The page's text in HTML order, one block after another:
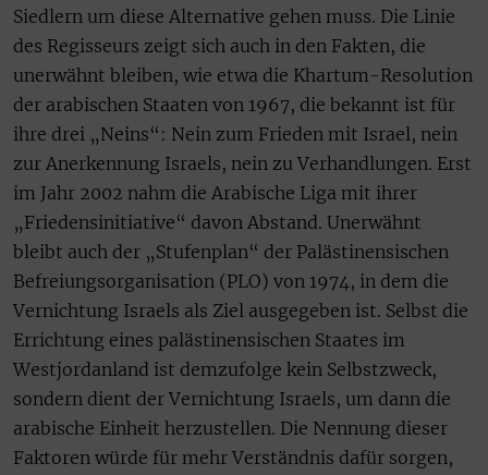
Siedlern um diese Alternative gehen muss. Die Linie
des Regisseurs zeigt sich auch in den Fakten, die
unerwähnt bleiben, wie etwa die Khartum-Resolution
der arabischen Staaten von 1967, die bekannt ist für
ihre drei „Neins“: Nein zum Frieden mit Israel, nein
zur Anerkennung Israels, nein zu Verhandlungen. Erst
im Jahr 2002 nahm die Arabische Liga mit ihrer
„Friedensinitiative“ davon Abstand. Unerwähnt
bleibt auch der „Stufenplan“ der Palästinensischen
Befreiungsorganisation (PLO) von 1974, in dem die
Vernichtung Israels als Ziel ausgegeben ist. Selbst die
Errichtung eines palästinensischen Staates im
Westjordanland ist demzufolge kein Selbstzweck,
sondern dient der Vernichtung Israels, um dann die
arabische Einheit herzustellen. Die Nennung dieser
Faktoren würde für mehr Verständnis dafür sorgen,